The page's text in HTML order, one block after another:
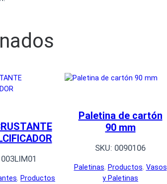
003LIM01
, Productos
Paletina de cartón
90 mm
SKU: 0090106
Paletinas, Productos, Vasos
y Paletinas